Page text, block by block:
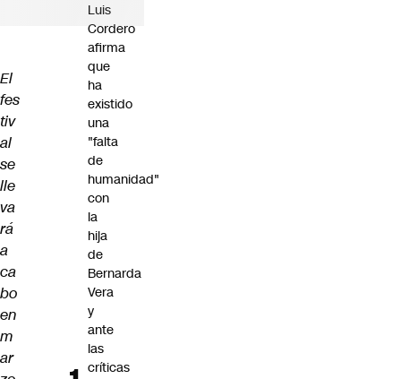
El
fes
tiv
al
se
lle
va
rá
a
ca
bo
en
m
ar
Luis
Cordero
afirma
que
ha
existido
una
"falta
de
humanidad"
con
la
hija
de
Bernarda
Vera
y
ante
las
críticas